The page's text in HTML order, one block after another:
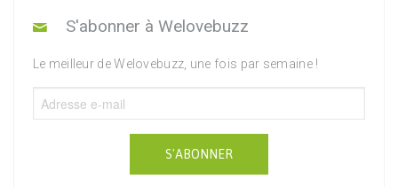
S'abonner à Welovebuzz
Le meilleur de Welovebuzz, une fois par semaine !
S'ABONNER